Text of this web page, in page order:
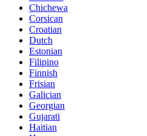
Chichewa
Corsican
Croatian
Dutch
Estonian
Filipino
Finnish
Frisian
Galician
Georgian
Gujarati
Haitian